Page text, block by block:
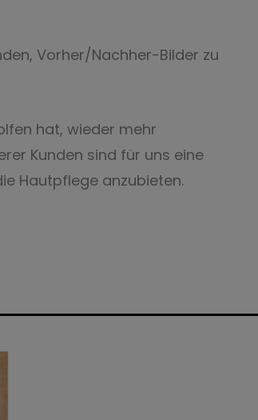
Vorher/Nachher-Bilder zu
hat, wieder mehr
Kunden sind für uns eine
Hautpflege anzubieten.